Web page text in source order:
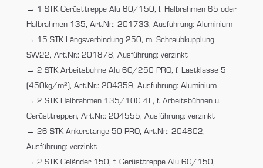
1 STK Gerüsttreppe Alu 60/150, f. Halbrahmen 65 oder
Halbrahmen 135, Art.Nr.: 201733, Ausführung: Aluminium
15 STK Längsverbindung 250, m. Schraubkupplung
SW22, Art.Nr.: 201878, Ausführung: verzinkt
2 STK Arbeitsbühne Alu 60/250 PRO, f. Lastklasse 5
(450kg/m²), Art.Nr.: 204359, Ausführung: Aluminium
2 STK Halbrahmen 135/100 4E, f. Arbeitsbühnen u.
Gerüsttreppen, Art.Nr.: 204555, Ausführung: verzinkt
26 STK Ankerstange 50 PRO, Art.Nr.: 204802,
Ausführung: verzinkt
2 STK Geländer 150, f. Gerüsttreppe Alu 60/150,